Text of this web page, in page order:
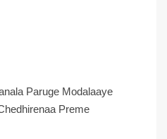
Paruge Modalaaye
Preme